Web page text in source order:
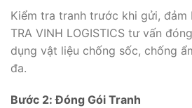
Kiểm tra tranh trước khi gửi, đảm
TRA VINH LOGISTICS tư vấn
dụng vật liệu chống sốc, chống
đa.
Bước 2: Đóng Gói Tranh